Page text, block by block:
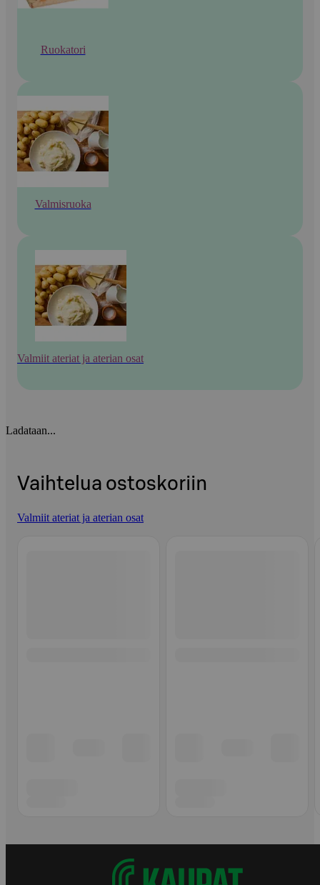
Ruokatori
Valmisruoka
Valmiit ateriat ja aterian osat
Ladataan...
Vaihtelua ostoskoriin
Valmiit ateriat ja aterian osat